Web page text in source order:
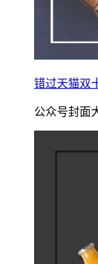
错过天猫双
公众号封面